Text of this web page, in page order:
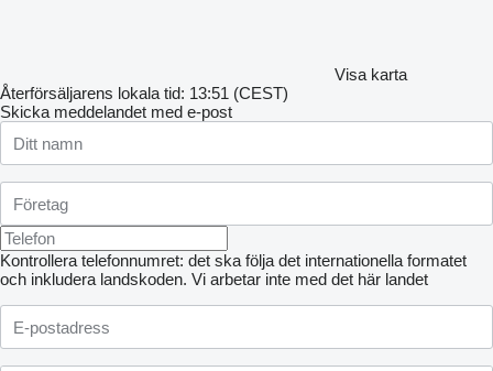
Visa karta
Återförsäljarens lokala tid: 13:51 (CEST)
Skicka meddelandet med e-post
Kontrollera telefonnumret: det ska följa det internationella formatet
och inkludera landskoden. Vi arbetar inte med det här landet